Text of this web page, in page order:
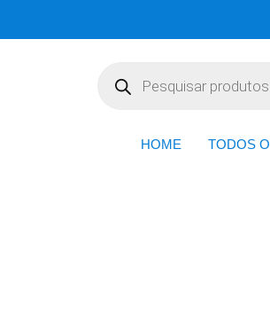
HOME TODOS